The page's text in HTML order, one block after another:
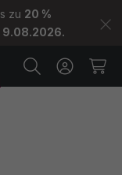
zu 20 %
9.08.2026.